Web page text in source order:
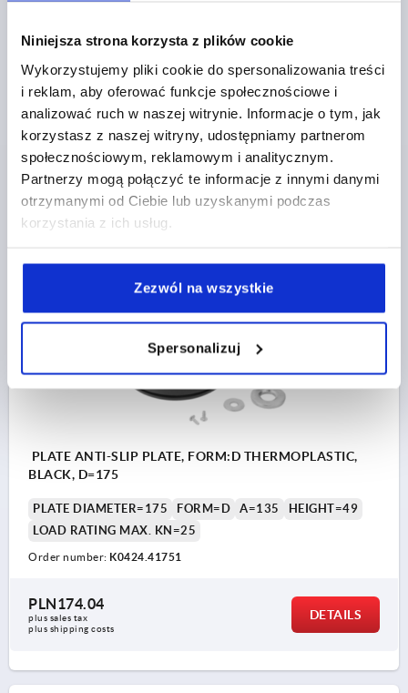
Niniejsza strona korzysta z plików cookie
Wykorzystujemy pliki cookie do spersonalizowania treści
i reklam, aby oferować funkcje społecznościowe i
analizować ruch w naszej witrynie. Informacje o tym, jak
korzystasz z naszej witryny, udostępniamy partnerom
społecznościowym, reklamowym i analitycznym.
Partnerzy mogą połączyć te informacje z innymi danymi
otrzymanymi od Ciebie lub uzyskanymi podczas
korzystania z ich usług.
Zezwól na wszystkie
Spersonalizuj
PLATE ANTI-SLIP PLATE, FORM:D THERMOPLASTIC,
BLACK, D=125
PLATE DIAMETER=125 FORM=D A=96
HEIGHT=48
LOAD RATING MAX. KN=18
Order number:K0424.41251
PLN86.83
PLATE ANTI-SLIP PLATE, FORM:D THERMOPLASTIC,
BLACK, D=175
PLATE DIAMETER=175 FORM=D A=135
HEIGHT=49
LOAD RATING MAX. KN=25
Order number: K0424.41751
PLN174.04
plus sales tax
plus shipping costs
DETAILS